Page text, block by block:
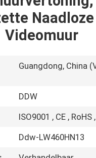
Naadloze
Videomuur
Guangdong, China
DDW
ISO9001 , CE , RoHS
Ddw-LW460HN13